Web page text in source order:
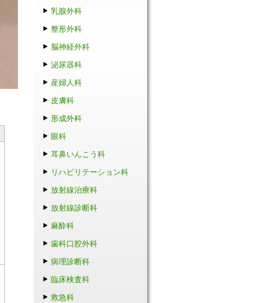
乳腺外科
整形外科
脳神経外科
泌尿器科
産婦人科
皮膚科
形成外科
眼科
耳鼻いんこう科
リハビリテーション科
放射線治療科
放射線診断科
麻酔科
歯科口腔外科
病理診断科
臨床検査科
救急科